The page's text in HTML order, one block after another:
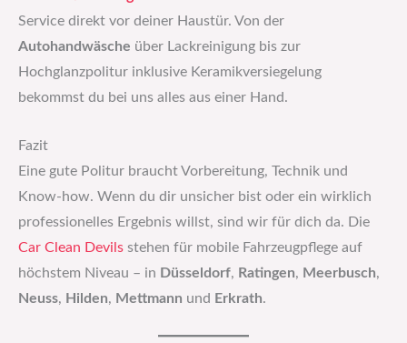
Service direkt vor deiner Haustür. Von der
Autohandwäsche über Lackreinigung bis zur
Hochglanzpolitur inklusive Keramikversiegelung
bekommst du bei uns alles aus einer Hand.
Fazit
Eine gute Politur braucht Vorbereitung, Technik und
Know-how. Wenn du dir unsicher bist oder ein wirklich
professionelles Ergebnis willst, sind wir für dich da. Die
Car Clean Devils stehen für mobile Fahrzeugpflege auf
höchstem Niveau – in Düsseldorf, Ratingen, Meerbusch,
Neuss, Hilden, Mettmann und Erkrath.